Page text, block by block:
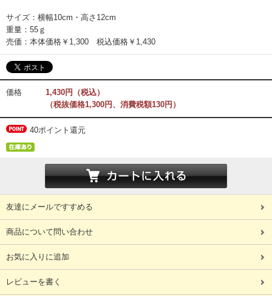
サイズ：横幅10cm・高さ12cm
重量：55ｇ
売価：本体価格￥1,300 税込価格￥1,430
価格
1,430円（税込）
（税抜価格1,300円、消費税額130円）
40ポイント還元
友達にメールですすめる
商品について問い合わせ
お気に入りに追加
レビューを書く